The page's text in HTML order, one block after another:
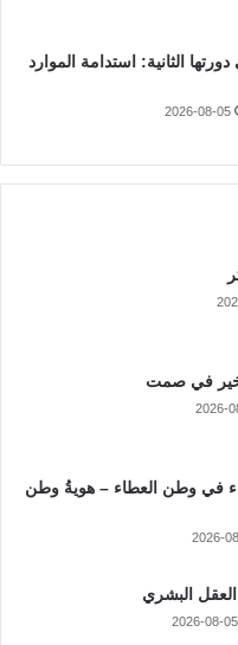
الثانية: استدامة الموارد
2026-08-05
في صمت
2026-
في وطن العطاء – هويةُ وطن
2026-
البشري
2026-08-05